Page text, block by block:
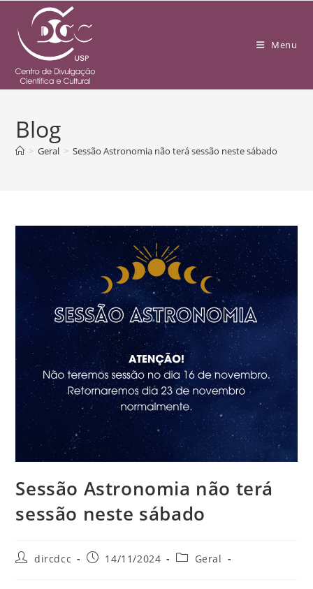
Menu
Blog
> Geral > Sessão Astronomia não terá sessão neste sábado
Sessão Astronomia não terá
sessão neste sábado
dircdcc 14/11/2024 Geral